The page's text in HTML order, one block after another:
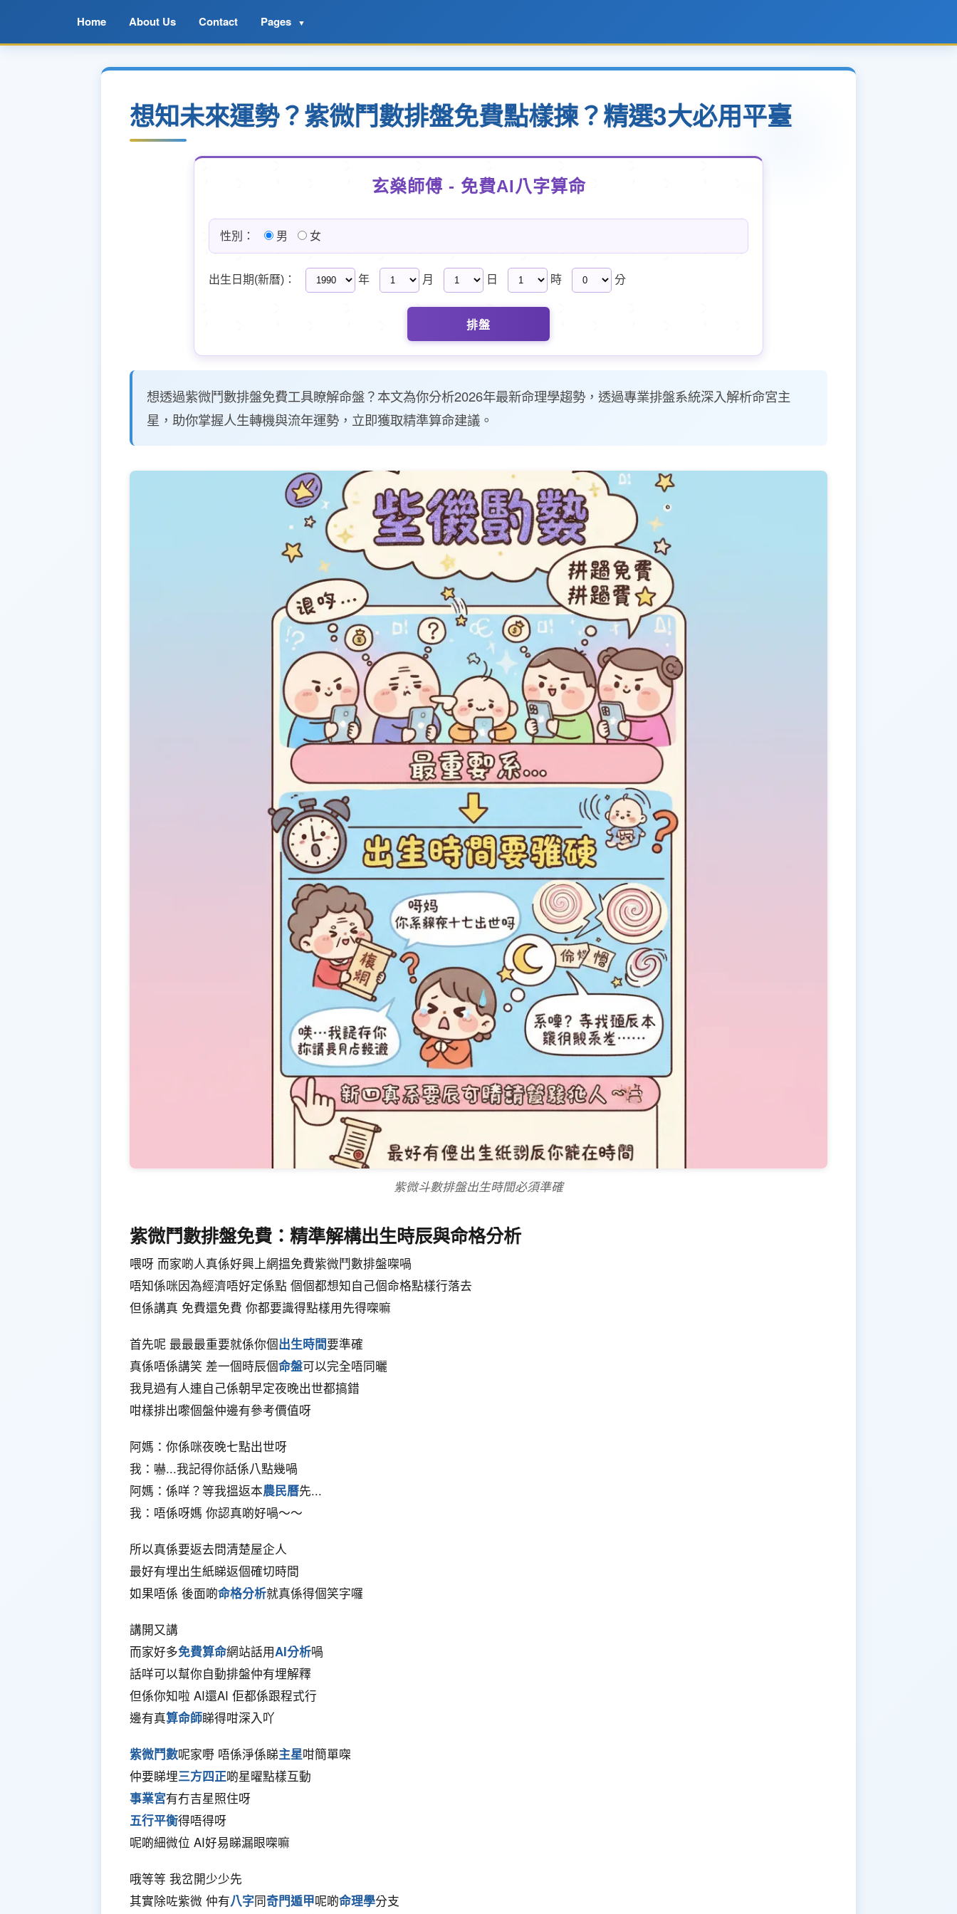
Home About Us Contact Pages ▼
想知未來運勢？紫微鬥數排盤免費點樣揀？精選3大必用平臺
玄燊師傅 - 免費AI八字算命
性別： 男 女
出生日期(新曆)： 年 月 日 時 分
排盤
想透過紫微鬥數排盤免費工具瞭解命盤？本文為你分析2026年最新命理學趨勢，透過專業排盤系統深入解析命宮主
星，助你掌握人生轉機與流年運勢，立即獲取精準算命建議。
紫微斗數排盤出生時間必須準確
紫微鬥數排盤免費：精準解構出生時辰與命格分析
喂呀 而家啲人真係好興上網搵免費紫微鬥數排盤㗎喎
唔知係咪因為經濟唔好定係點 個個都想知自己個命格點樣行落去
但係講真 免費還免費 你都要識得點樣用先得㗎嘛
首先呢 最最最重要就係你個出生時間要準確
真係唔係講笑 差一個時辰個命盤可以完全唔同曬
我見過有人連自己係朝早定夜晚出世都搞錯
咁樣排出嚟個盤仲邊有參考價值呀
阿媽：你係咪夜晚七點出世呀
我：嚇...我記得你話係八點幾喎
阿媽：係咩？等我搵返本農民曆先...
我：唔係呀媽 你認真啲好喎～～
所以真係要返去問清楚屋企人
最好有埋出生紙睇返個確切時間
如果唔係 後面啲命格分析就真係得個笑字囉
講開又講
而家好多免費算命網站話用AI分析喎
話咩可以幫你自動排盤仲有埋解釋
但係你知啦 AI還AI 佢都係跟程式行
邊有真算命師睇得咁深入吖
紫微鬥數呢家嘢 唔係淨係睇主星咁簡單㗎
仲要睇埋三方四正啲星曜點樣互動
事業宮有冇吉星照住呀
五行平衡得唔得呀
呢啲細微位 AI好易睇漏眼㗎嘛
哦等等 我岔開少少先
其實除咗紫微 仲有八字同奇門遁甲呢啲命理學分支